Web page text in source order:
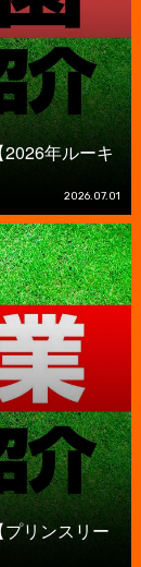
年ルーキ
2026.07.01
リンスリー